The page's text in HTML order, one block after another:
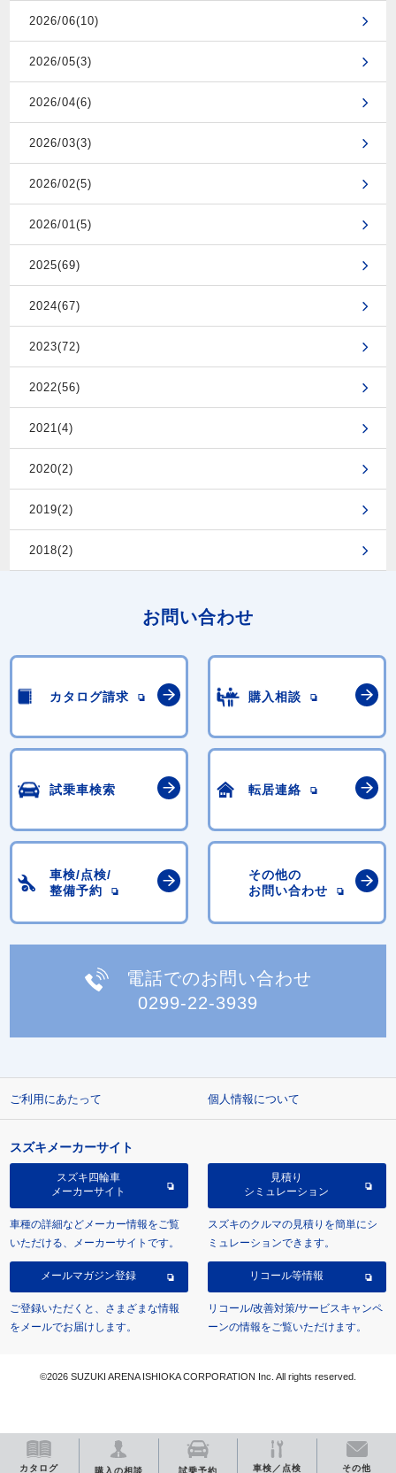
2026/06(10)
2026/05(3)
2026/04(6)
2026/03(3)
2026/02(5)
2026/01(5)
2025(69)
2024(67)
2023(72)
2022(56)
2021(4)
2020(2)
2019(2)
2018(2)
お問い合わせ
カタログ請求 購入相談
試乗車検索 転居連絡
車検/点検/
整備予約
その他の
お問い合わせ
電話でのお問い合わせ
0299-22-3939
カタログ 購入の相談 試乗予約 車検／点検 その他
ご利用にあたって 個人情報について
スズキメーカーサイト
スズキ四輪車
メーカーサイト
車種の詳細などメーカー情報をご覧
いただける、メーカーサイトです。
見積り
シミュレーション
スズキのクルマの見積りを簡単にシ
ミュレーションできます。
メールマガジン登録
ご登録いただくと、さまざまな情報
をメールでお届けします。
リコール等情報
リコール/改善対策/サービスキャンペ
ーンの情報をご覧いただけます。
©2026 SUZUKI ARENA ISHIOKA CORPORATION Inc. All rights reserved.